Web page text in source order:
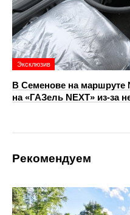
Эксклюзив
В Семенове на
на «ГАЗель NEXT» из‑за
Рекомендуем